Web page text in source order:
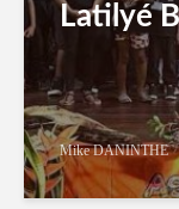
Latilyé
Mike DANINTHE